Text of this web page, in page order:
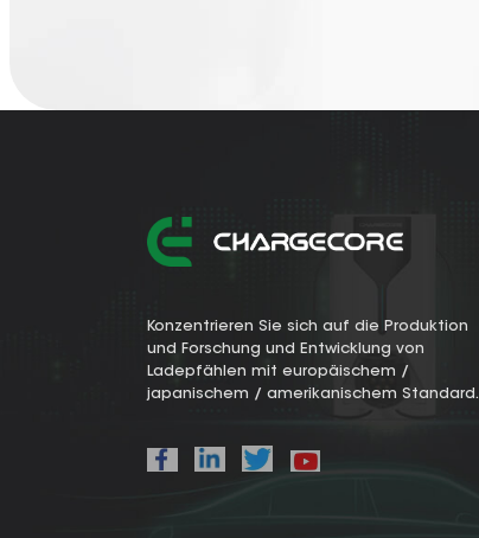
Konzentrieren Sie sich auf die Produktion
und Forschung und Entwicklung von
Ladepfählen mit europäischem /
japanischem / amerikanischem Standard.